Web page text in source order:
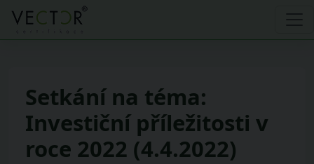
Setkání na téma:
Investiční příležitosti v
roce 2022 (4.4.2022)